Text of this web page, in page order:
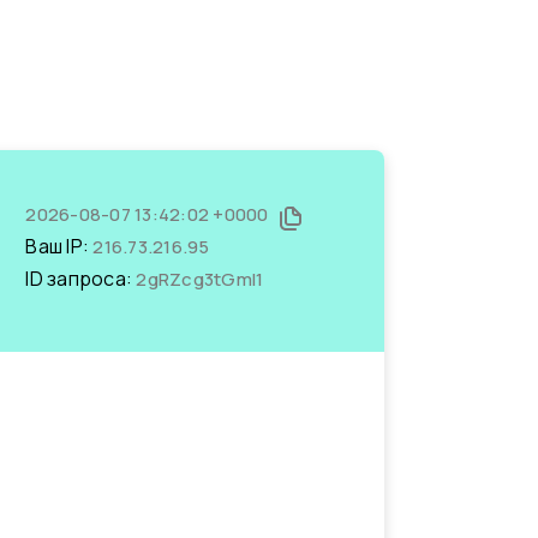
2026-08-07 13:42:02 +0000
Ваш IP:216.73.216.95
ID запроса:2gRZcg3tGmI1